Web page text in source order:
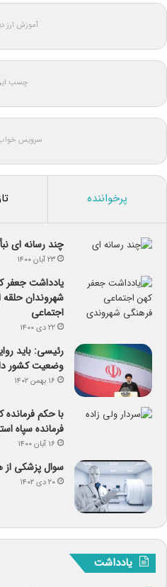
آموزش ارز
چسب
سرویس خواب
پرخواننده
چند رسانه ای
۲۳ آبان ۱۴۰۰
یادداشت جعفر
شهروندان
اجتماعی
۲۲ دی ۱۴۰۰
رئیسی: باید
وضعیت کشور
۱۶ بهمن ۱۴۰۲
با حکم
فرمانده سپاه
۱۶ آبان ۱۴۰۰
سوال پزشکی
۲۰ دی ۱۴۰۲
یادداشت